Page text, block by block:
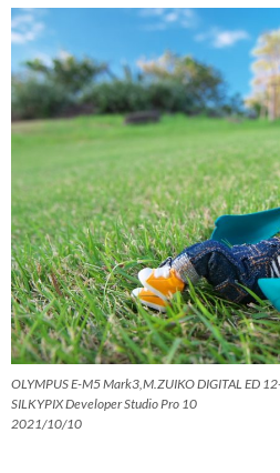
OLYMPUS E-M5 Mark3,M.ZUIKO DIGITAL ED
SILKYPIX Developer Studio Pro 10
2021/10/10